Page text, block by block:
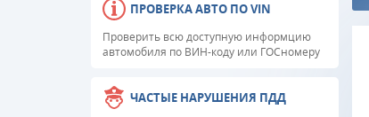
ПРОВЕРКА АВТО ПО VIN
Проверить всю доступную информцию
автомобиля по ВИН-коду или ГОСномеру
ЧАСТЫЕ НАРУШЕНИЯ ПДД